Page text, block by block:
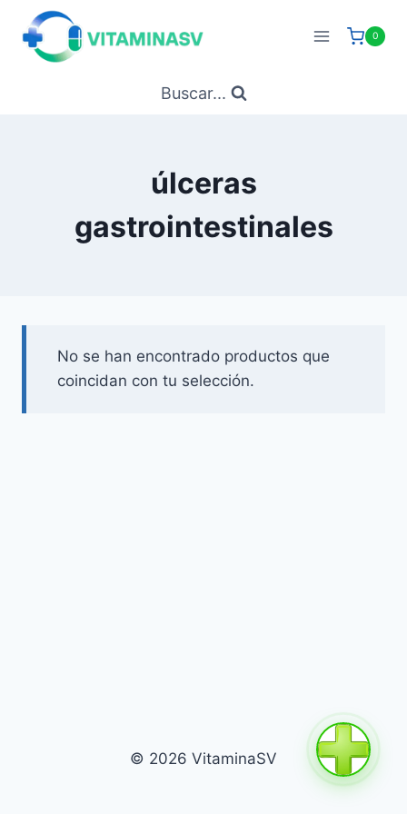
Saltar
contenido
0
Buscar...
úlceras
gastrointestinales
No se han encontrado productos que
coincidan con tu selección.
© 2026 VitaminaSV